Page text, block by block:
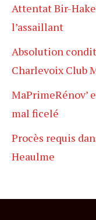
Attentat Bir-
l’assaillant
Absolution
Charlevoix Club
MaPrimeRénov’
mal ficelé
Procès requis
Heaulme